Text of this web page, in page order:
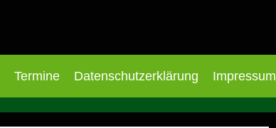
Termine Datenschutzerklärung
Impressum